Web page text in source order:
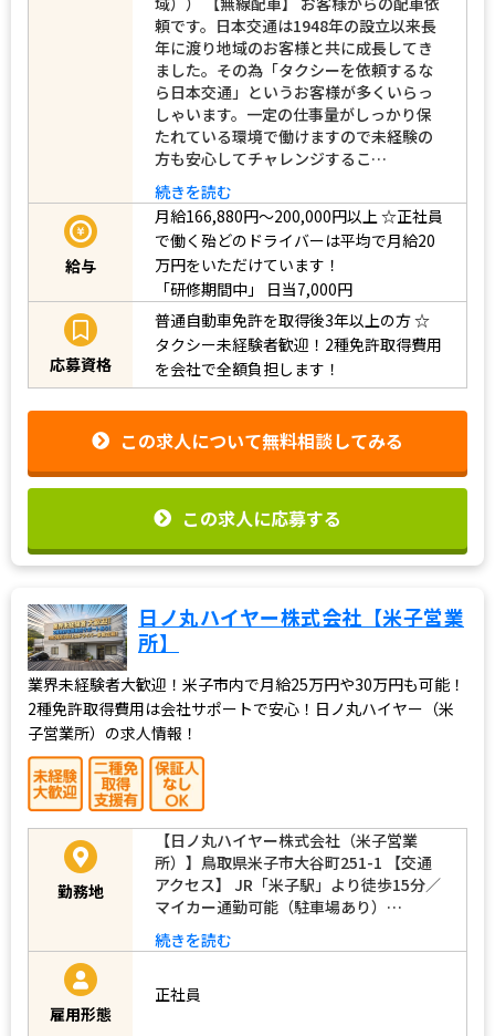
頼です。日本交通は1948年の設立以来長
年に渡り地域のお客様と共に成長してき
ました。その為「タクシーを依頼するな
ら日本交通」というお客様が多くいらっ
しゃいます。一定の仕事量がしっかり保
たれている環境で働けますので未経験の
方も安心してチャレンジするこ…
続きを読む
給与
月給166,880円〜200,000円以上 ☆正社員
で働く殆どのドライバーは平均で月給20
万円をいただけています！
「研修期間中」
日当7,000円
応募資格
普通自動車免許を取得後3年以上の方☆
タクシー未経験者歓迎！2種免許取得費用
を会社で全額負担します！
この求人について無料相談してみる
この求人に応募する
日ノ丸ハイヤー株式会社【米子営業
所】
業界未経験者大歓迎！米子市内で月給25万円や30万円も可能！
2種免許取得費用は会社サポートで安心！日ノ丸ハイヤー（米
子営業所）の求人情報！
勤務地
【日ノ丸ハイヤー株式会社（米子営業
所）】鳥取県米子市大谷町251-1 【交通
アクセス】 JR「米子駅」より徒歩15分／
マイカー通勤可能（駐車場あり）…
続きを読む
雇用形態
正社員